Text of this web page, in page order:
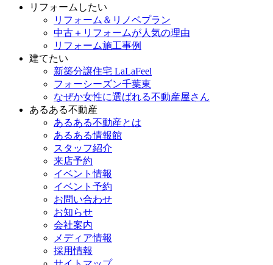
リフォームしたい
リフォーム＆リノベプラン
中古＋リフォームが人気の理由
リフォーム施工事例
建てたい
新築分譲住宅 LaLaFeel
フォーシーズン千葉東
なぜか女性に選ばれる不動産屋さん
あるある不動産
あるある不動産とは
あるある情報館
スタッフ紹介
来店予約
イベント情報
イベント予約
お問い合わせ
お知らせ
会社案内
メディア情報
採用情報